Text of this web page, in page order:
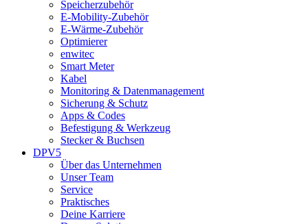
Speicherzubehör
E-Mobility-Zubehör
E-Wärme-Zubehör
Optimierer
enwitec
Smart Meter
Kabel
Monitoring & Datenmanagement
Sicherung & Schutz
Apps & Codes
Befestigung & Werkzeug
Stecker & Buchsen
DPV5
Über das Unternehmen
Unser Team
Service
Praktisches
Deine Karriere